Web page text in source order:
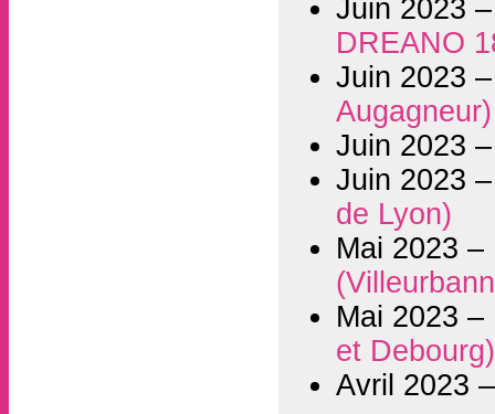
Juin 2023
DREANO
Juin 2023
Augagneur)
Juin 2023
Juin 2023
de Lyon)
Mai 2023 –
Mai 2023 –
et Debourg)
Avril 2023